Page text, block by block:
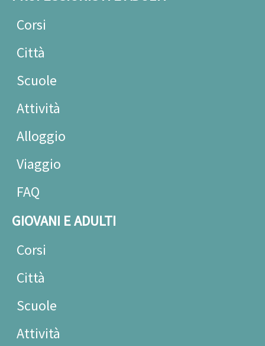
Corsi
Città
Scuole
Attività
Alloggio
Viaggio
FAQ
GIOVANI E ADULTI
Corsi
Città
Scuole
Attività